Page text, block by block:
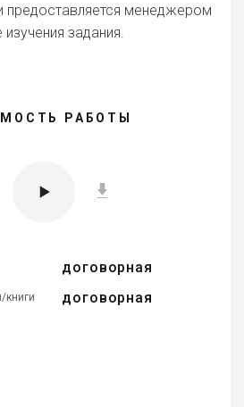
предоставляется менеджером
изучения задания.
РАБОТЫ
договорная
книги договорная